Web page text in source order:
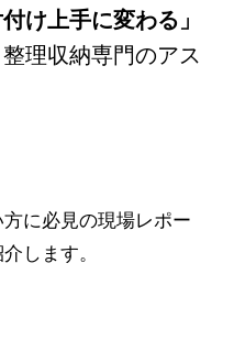
け上手に変わる」
理収納専門のアス
に必見の現場レポー
します。